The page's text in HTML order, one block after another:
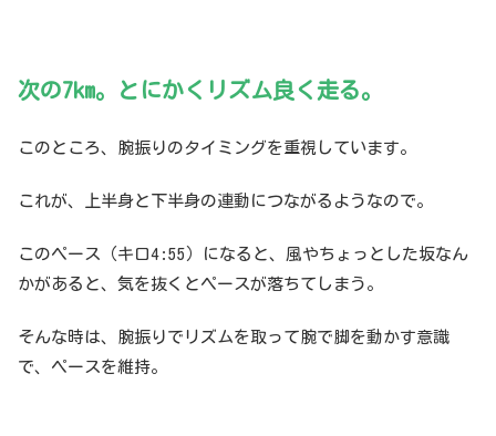
次の7km。とにかくリズム良く走る。
このところ、腕振りのタイミングを重視しています。
これが、上半身と下半身の連動につながるようなので。
このペース（キロ4:55）になると、風やちょっとした坂なん
かがあると、気を抜くとペースが落ちてしまう。
そんな時は、腕振りでリズムを取って腕で脚を動かす意識
で、ペースを維持。